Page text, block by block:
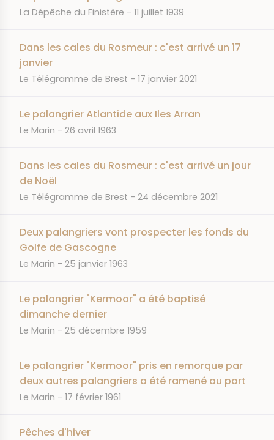
JOURNAL
La Dépêche du Finistère DATE
11 juillet 1939
Dans les cales du Rosmeur : c'est arrivé un 17
janvier
JOURNAL
Le Télégramme de Brest DATE
17 janvier 2021
Le palangrier Atlantide aux Iles Arran
JOURNAL
Le Marin DATE
26 avril 1963
Dans les cales du Rosmeur : c'est arrivé un jour
de Noël
JOURNAL
Le Télégramme de Brest DATE
24 décembre 2021
Deux palangriers vont prospecter les fonds du
Golfe de Gascogne
JOURNAL
Le Marin DATE
25 janvier 1963
Le palangrier "Kermoor" a été baptisé
dimanche dernier
JOURNAL
Le Marin DATE
25 décembre 1959
Le palangrier "Kermoor" pris en remorque par
deux autres palangriers a été ramené au port
JOURNAL
Le Marin DATE
17 février 1961
Pêches d'hiver